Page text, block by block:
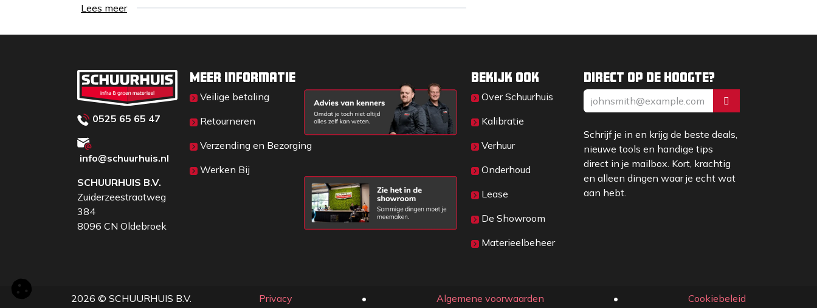
toelopend en is hierdoor gemakkelijk stevig in de steel (gleuf) te slaan. De houten wig
fijne vertanding worden afgezaagd (ijzerzaagje). Tip: gebruik metalen wiggen en
3) Deze wig wordt ook gebruikt in spade en schopstelen met aan de onderzijde een
gleuf, zoals van Sneeboer.
De houten wig wordt per stuk verpakt
Lees meer
Direct op de hoogte?
Schrijf je in en krijg de beste deals,
nieuwe tools en handige tips
direct in je mailbox. Kort, krachtig
en alleen dingen waar je echt wat
aan hebt.
Bekijk ook
Over Sc​huurhuis
Kalibratie
Verhuur
Onderhoud
Lease
De Showroom
Materieelbeheer
0525 65 65 47
info@schuurhuis.nl
SCHUURHUIS B.V.
Zuiderzeestraatweg
384
8096 CN Oldebroek
Meer informatie
Veilige betaling
Retourneren
Verzending en Bezorging
Werken Bij
2026 © SCHUURHUIS B.V. Privacy ​• ​ Algemene voorwaarden • Cookiebeleid